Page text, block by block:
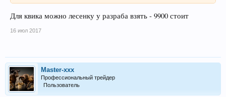
Для квика можно лесенку у разраба взять - 9900 стоит
16 июл 2017
Master-xxx
Профессиональный трейдер
Пользователь